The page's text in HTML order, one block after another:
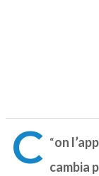
“
C on
cambia